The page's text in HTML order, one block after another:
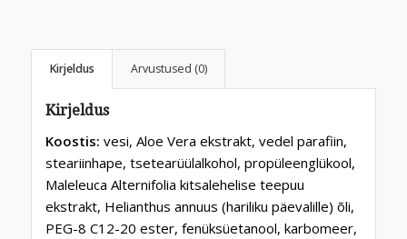
Kirjeldus Arvustused (0)
Kirjeldus
Koostis: vesi, Aloe Vera ekstrakt, vedel parafiin,
steariinhape, tsetearüülalkohol, propüleenglükool,
Maleleuca Alternifolia kitsalehelise teepuu
ekstrakt, Helianthus annuus (hariliku päevalille) õli,
PEG-8 C12-20 ester, fenüksüetanool, karbomeer,